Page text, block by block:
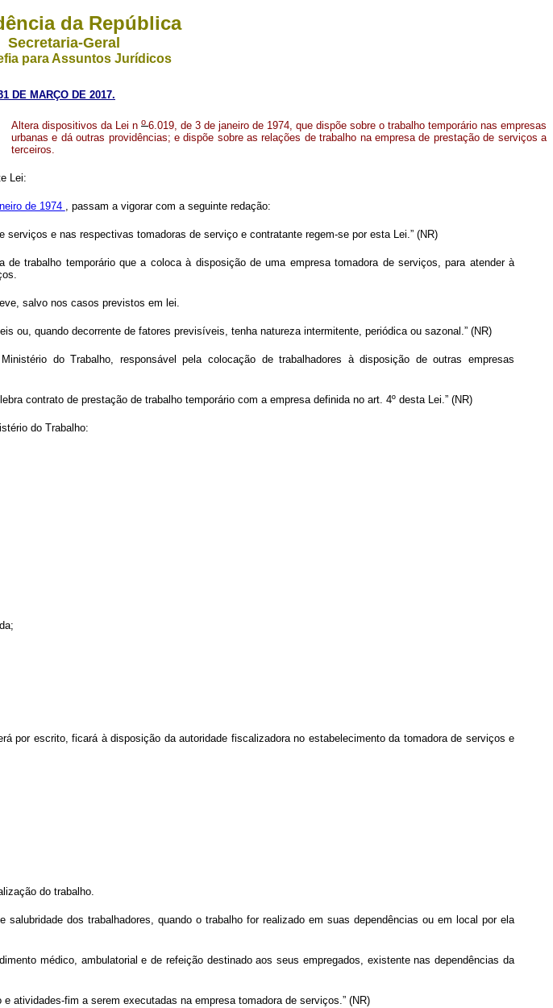
da República
Secretaria-Geral
para Assuntos Jurídicos
DE MARÇO DE 2017.
Altera dispositivos da Lei n o 6.019, de 3 de janeiro de 1974, que dispõe sobre o trabalho temporário nas empresas
urbanas e dá outras providências; e dispõe sobre as relações de trabalho na empresa de prestação de serviços a
terceiros.
Lei:
de 1974 , passam a vigorar com a seguinte redação:
e nas respectivas tomadoras de serviço e contratante regem-se por esta Lei.” (NR)
trabalho temporário que a coloca à disposição de uma empresa tomadora de serviços, para atender à
salvo nos casos previstos em lei.
ou, quando decorrente de fatores previsíveis, tenha natureza intermitente, periódica ou sazonal.” (NR)
do Trabalho, responsável pela colocação de trabalhadores à disposição de outras empresas
contrato de prestação de trabalho temporário com a empresa definida no art. 4º desta Lei.” (NR)
do Trabalho:
por escrito, ficará à disposição da autoridade fiscalizadora no estabelecimento da tomadora de serviços e
do trabalho.
dos trabalhadores, quando o trabalho for realizado em suas dependências ou em local por ela
médico, ambulatorial e de refeição destinado aos seus empregados, existente nas dependências da
atividades-fim a serem executadas na empresa tomadora de serviços.” (NR)